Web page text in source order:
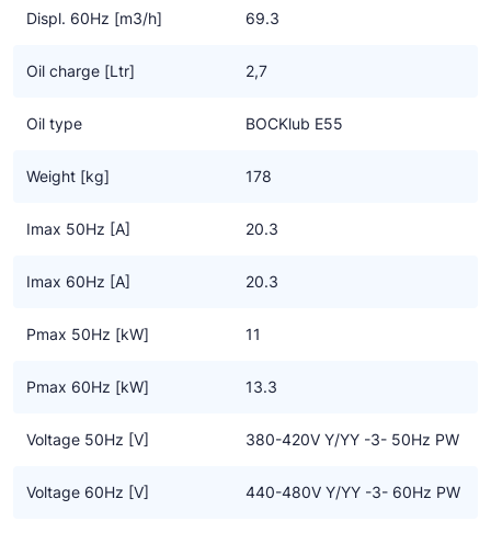
koudemiddelen (A1)
Displ. 60Hz [m3/h] 69.3
Oil charge [Ltr] 2,7
Oil type BOCKlub E55
Weight [kg] 178
Imax 50Hz [A] 20.3
Imax 60Hz [A] 20.3
Pmax 50Hz [kW] 11
Pmax 60Hz [kW] 13.3
Voltage 50Hz [V] 380-420V Y/YY -3- 50Hz PW
Voltage 60Hz [V] 440-480V Y/YY -3- 60Hz PW